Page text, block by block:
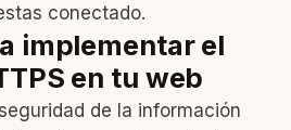
conectado.
implementar el
en tu web
de la información